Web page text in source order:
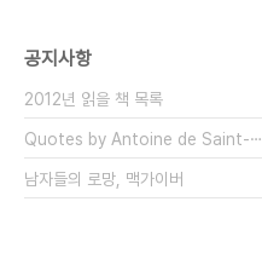
공지사항
2012년 읽을 책 목록
Quotes by Antoine de Saint-⋯
남자들의 로망, 맥가이버